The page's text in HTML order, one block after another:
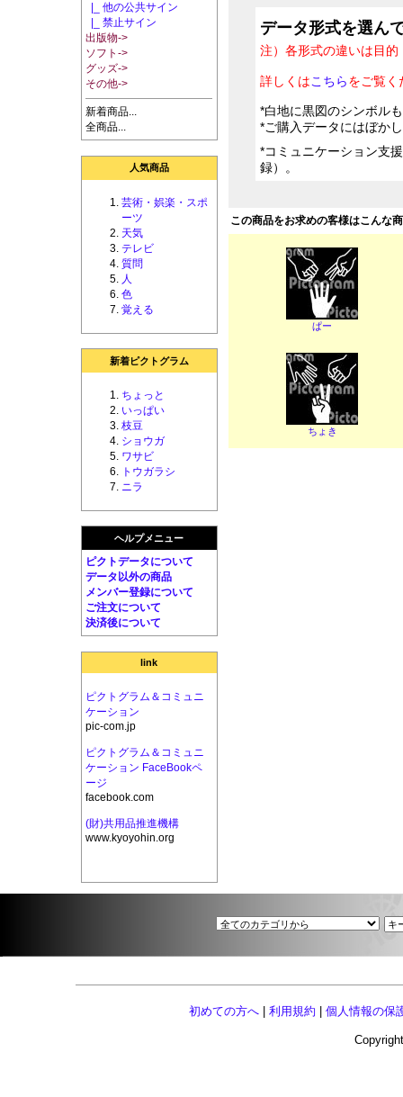
|_ 他の公共サイン
|_ 禁止サイン
出版物->
ソフト->
グッズ->
その他->
新着商品...
全商品...
人気商品
芸術・娯楽・スポ
ーツ
天気
テレビ
質問
人
色
覚える
新着ピクトグラム
ちょっと
いっぱい
枝豆
ショウガ
ワサビ
トウガラシ
ニラ
ヘルプメニュー
ピクトデータについて
データ以外の商品
メンバー登録について
ご注文について
決済後について
link
ピクトグラム＆コミュニ
ケーション
pic-com.jp
ピクトグラム＆コミュニ
ケーション FaceBookペ
ージ
facebook.com
(財)共用品推進機構
www.kyoyohin.org
データ形式を選ん
注）各形式の違いは目
詳しくはこちらをご覧く
*白地に黒図のシンボル
*ご購入データにはぼか
*コミュニケーション支
録）。
この商品をお求めの客様はこんな
ぱー
ちょき
初めての方へ 利用規約 個人情報の保